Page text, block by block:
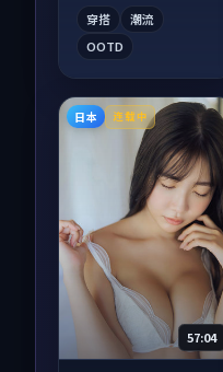
穿搭
潮流
OOTD
日本 连载中
57:04